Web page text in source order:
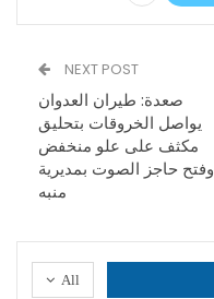
NEXT POST
صعدة: طيران العدوان
يواصل الخروقات بتحليق
مكثف على علو منخفض
وفتح حاجز الصوت بمديرية
منبه
All